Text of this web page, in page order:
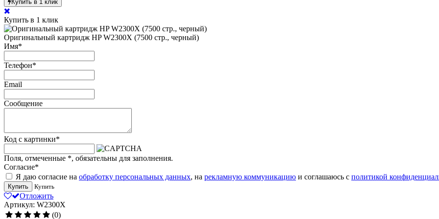
Купить в 1 клик
Купить в 1 клик
Оригинальный картридж HP W2300X (7500 стр., черный)
Имя*
Телефон*
Email
Сообщение
Код с картинки*
Поля, отмеченные *, обязательны для заполнения.
Согласие*
Я даю согласие на обработку персональных данных, на рекламную коммуникацию и соглашаюсь с политикой
Купить Купить
Отложить
Артикул: W2300X
(0)